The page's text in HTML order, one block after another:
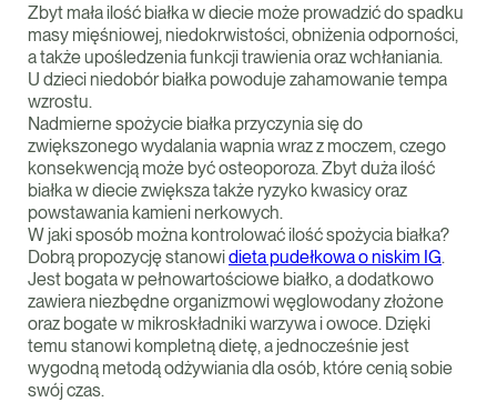
Zbyt mała ilość białka w diecie może prowadzić do spadku
masy mięśniowej, niedokrwistości, obniżenia odporności,
a także upośledzenia funkcji trawienia oraz wchłaniania.
U dzieci niedobór białka powoduje zahamowanie tempa
wzrostu.
Nadmierne spożycie białka przyczynia się do
zwiększonego wydalania wapnia wraz z moczem, czego
konsekwencją może być osteoporoza. Zbyt duża ilość
białka w diecie zwiększa także ryzyko kwasicy oraz
powstawania kamieni nerkowych.
W jaki sposób można kontrolować ilość spożycia białka?
Dobrą propozycję stanowidieta pudełkowa o niskim IG.
Jest bogata w pełnowartościowe białko, a dodatkowo
zawiera niezbędne organizmowi węglowodany złożone
oraz bogate w mikroskładniki warzywa i owoce. Dzięki
temu stanowi kompletną dietę, a jednocześnie jest
wygodną metodą odżywiania dla osób, które cenią sobie
swój czas.